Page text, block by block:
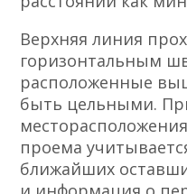
Верхняя линия
горизонтальным
расположенные
быть цельными.
проема
ближайших